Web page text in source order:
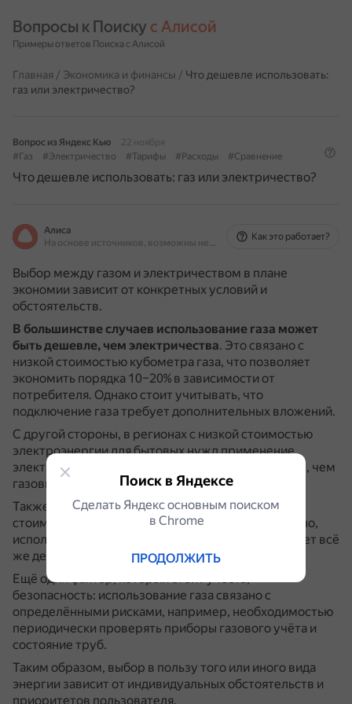
Вопросы к Поиску с Алисой
Примеры ответов Поиска с Алисой
Главная / Экономика и финансы / Что дешевле использовать:
газ или электричество?
Вопрос из Яндекс Кью
22 ноября
#Газ
#Электричество #Тарифы #Расходы #Сравнение
Что дешевле использовать: газ или электричество?
Алиса
На основе источников, возможны неточности
Как это работает?
Выбор между газом и электричеством в плане
экономии зависит от конкретных условий и
обстоятельств.
В большинстве случаев использование газа может
быть дешевле, чем электричества. Это связано с
низкой стоимостью кубометра газа, что позволяет
экономить порядка 10–20% в зависимости от
потребителя. Однако стоит учитывать, что
подключение газа требует дополнительных вложений.
С другой стороны, в регионах с низкой стоимостью
электроэнергии для бытовых нужд применение
электроплит может быть экономически выгоднее, чем
газовых.
Также перед выбором стоит сравнить общую
стоимость оборудования для отопления: возможно,
использовать электричество для отопления выйдет всё
же дешевле.
Ещё один фактор, который стоит учесть, —
безопасность: использование газа связано с
определёнными рисками, например, необходимостью
периодически проверять приборы газового учёта и
состояние труб.
Таким образом, выбор в пользу того или иного вида
энергии зависит от индивидуальных обстоятельств и
приоритетов пользователя.
Поиск в Яндексе
Сделать Яндекс основным поиском
в Сhrome
ПРОДОЛЖИТЬ